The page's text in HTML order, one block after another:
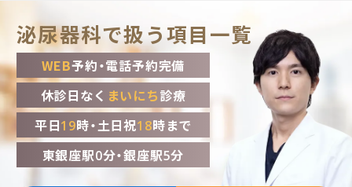
泌尿器科で扱う項目一覧
WEB予約・電話予約完備
休診日なく まいにち診療
平日19時・土日祝18時まで
東銀座駅0分・銀座駅5分